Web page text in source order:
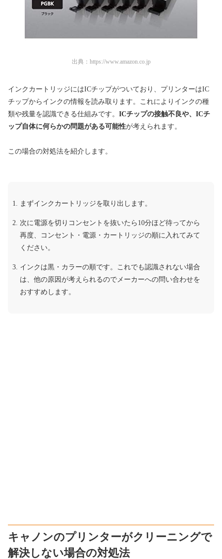
出典： https://www.amazon.co.jp
インクカートリッジにはICチップがついており、プリンターはIC
チップからインクの情報を読み取ります。これによりインクの種
類や残量を認識できる仕組みです。 ICチップの接触不良や、ICチ
ップ自体に何らかの問題がある可能性が考えられます。
この場合の対処法を紹介します。
まずインクカートリッジを取り出します。
次に電源を切りコンセントを抜いたら10分ほど待ってから
再度、コンセント・電源・カートリッジの順に入れてみて
ください。
インクは黒・カラーの順です。これでも認識されない場合
は、他の原因が考えられるのでメーカーへの問い合わせを
おすすめします。
キャノンのプリンターがクリーニングで
解決しない場合の対処法